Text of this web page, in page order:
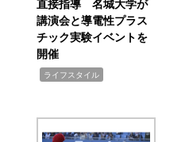
直接指導 名城大学が
講演会と導電性プラス
チック実験イベントを
開催
ライフスタイル